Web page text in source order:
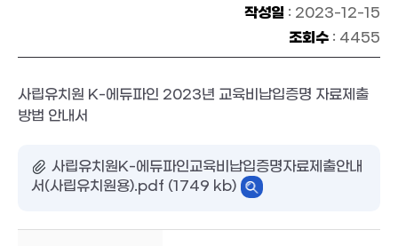
작성일 : 2023-12-15
조회수 : 4455
사립유치원 K-에듀파인 2023년 교육비납입증명 자료제출
방법 안내서
사립유치원K-에듀파인교육비납입증명자료제출안내
서(사립유치원용).pdf (1749 kb)